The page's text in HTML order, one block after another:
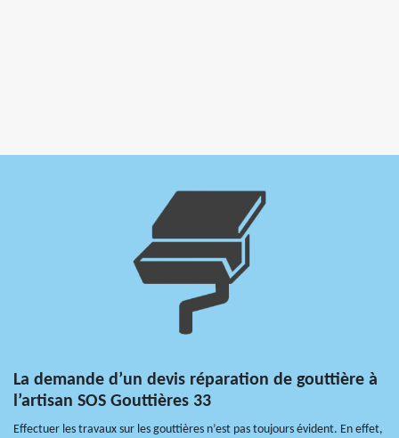
La demande d’un devis réparation de gouttière à
l’artisan SOS Gouttières 33
Effectuer les travaux sur les gouttières n’est pas toujours évident. En effet,